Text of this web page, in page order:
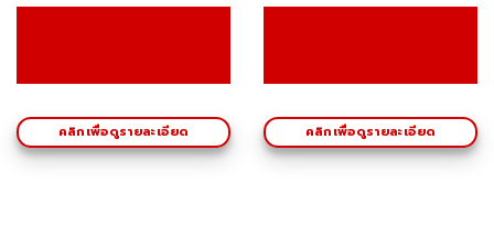
คลิกเพื่อดูรายละเอียด คลิกเพื่อดูรายละเอียด